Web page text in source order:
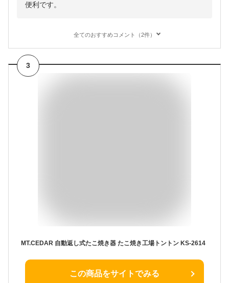
便利です。
全てのおすすめコメント（2件）
3
MT.CEDAR 自動返し式たこ焼き器 たこ焼き工場トントン KS-2614
この商品をサイトでみる